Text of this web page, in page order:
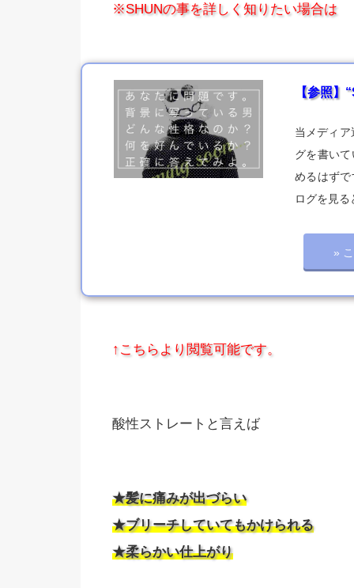
※SHUNの事を詳しく知りたい場合は
【参照】
当メディ
グを書い
めるはず
ログを見
»
↑こちらより閲覧可能です。
酸性ストレートと言えば
★髪に痛みが出づらい
★ブリーチしていてもかけられる
★柔らかい仕上がり